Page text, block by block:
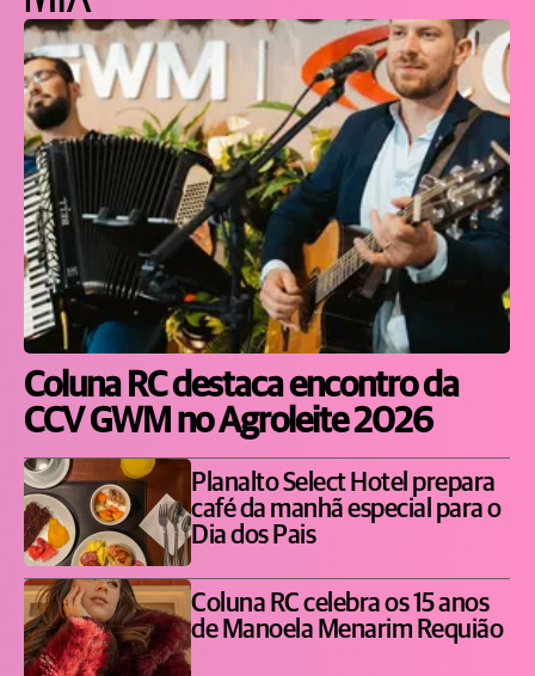
Coluna RC destaca encontro da
CCV GWM no Agroleite 2026
Planalto Select Hotel prepara
café da manhã especial para o
Dia dos Pais
Coluna RC celebra os 15 anos
de Manoela Menarim Requião